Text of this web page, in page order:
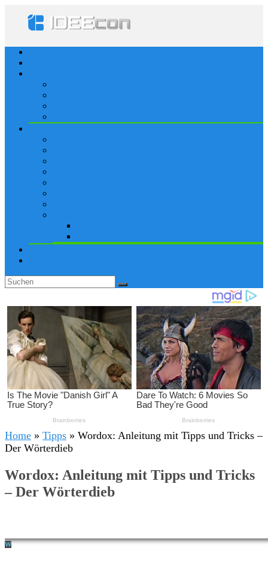
Home » Tipps » Wordox: Anleitung mit Tipps und Tricks –
Der Wörterdieb
Wordox: Anleitung mit Tipps und Tricks
– Der Wörterdieb